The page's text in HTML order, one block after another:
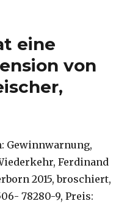
eine
von
Gewinnwarnung,
Ferdinand
2015, broschiert,
78280-9, Preis: